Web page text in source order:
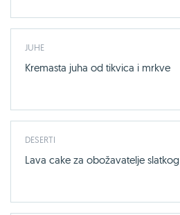
JUHE
Kremasta juha od tikvica i mrkve
DESERTI
Lava cake za obožavatelje slatkog